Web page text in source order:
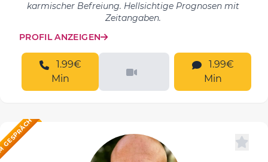
karmischer Befreiung. Hellsichtige Prognosen mit
Zeitangaben.
PROFIL ANZEIGEN
Min
Min